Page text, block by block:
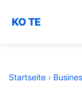
KO TE
Startseite ›